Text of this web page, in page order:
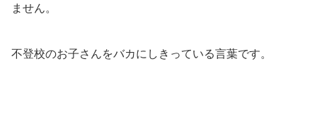
ません。
不登校のお子さんをバカにしきっている言葉です。